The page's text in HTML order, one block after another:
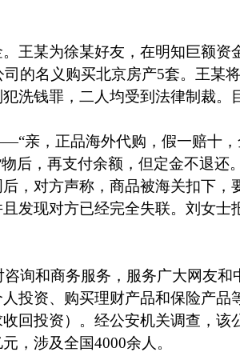
王某为徐某好友，在明知巨额
的名义购买北京房产5套。王某
洗钱罪，二人均受到法律制裁。
亲，正品海外代购，假一赔十
后，再支付余额，但定金不退还
，对方声称，商品被海关扣下
发现对方已经完全失联。刘女
询和商务服务，服务广大网友
投资、购买理财产品和保险产
回投资）。经公安机关调查，
，涉及全国4000余人。